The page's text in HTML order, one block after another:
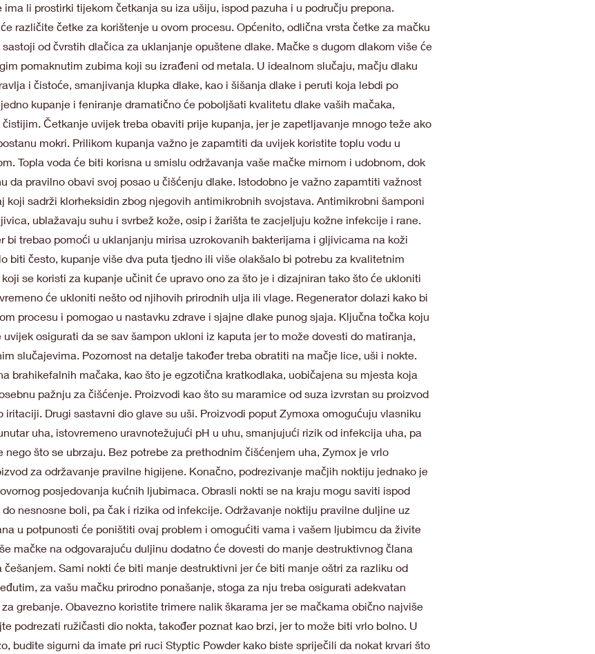
li prostirki tijekom četkanja su iza ušiju, ispod pazuha i u području prepona.
različite četke za korištenje u ovom procesu. Općenito, odlična vrsta četke za mačku
od čvrstih dlačica za uklanjanje opuštene dlake. Mačke s dugom dlakom više će
pomaknutim zubima koji su izrađeni od metala. U idealnom slučaju, mačju dlaku
i čistoće, smanjivanja klupka dlake, kao i šišanja dlake i peruti koja lebdi po
kupanje i feniranje dramatično će poboljšati kvalitetu dlake vaših mačaka,
Četkanje uvijek treba obaviti prije kupanja, jer je zapetljavanje mnogo teže ako
mokri. Prilikom kupanja važno je zapamtiti da uvijek koristite toplu vodu u
Topla voda će biti korisna u smislu održavanja vaše mačke mirnom i udobnom, dok
da pravilno obavi svoj posao u čišćenju dlake. Istodobno je važno zapamtiti važnost
koji sadrži klorheksidin zbog njegovih antimikrobnih svojstava. Antimikrobni šamponi
ublažavaju suhu i svrbež kože, osip i žarišta te zacjeljuju kožne infekcije i rane.
bi trebao pomoći u uklanjanju mirisa uzrokovanih bakterijama i gljivicama na koži
biti često, kupanje više dva puta tjedno ili više olakšalo bi potrebu za kvalitetnim
se koristi za kupanje učinit će upravo ono za što je i dizajniran tako što će ukloniti
će ukloniti nešto od njihovih prirodnih ulja ili vlage. Regenerator dolazi kako bi
procesu i pomogao u nastavku zdrave i sjajne dlake punog sjaja. Ključna točka koju
osigurati da se sav šampon ukloni iz kaputa jer to može dovesti do matiranja,
slučajevima. Pozornost na detalje također treba obratiti na mačje lice, uši i nokte.
brahikefalnih mačaka, kao što je egzotična kratkodlaka, uobičajena su mjesta koja
pažnju za čišćenje. Proizvodi kao što su maramice od suza izvrstan su proizvod
Drugi sastavni dio glave su uši. Proizvodi poput Zymoxa omogućuju vlasniku
uha, istovremeno uravnotežujući pH u uhu, smanjujući rizik od infekcija uha, pa
što se ubrzaju. Bez potrebe za prethodnim čišćenjem uha, Zymox je vrlo
za održavanje pravilne higijene. Konačno, podrezivanje mačjih noktiju jednako je
posjedovanja kućnih ljubimaca. Obrasli nokti se na kraju mogu saviti ispod
nesnosne boli, pa čak i rizika od infekcije. Održavanje noktiju pravilne duljine uz
u potpunosti će poništiti ovaj problem i omogućiti vama i vašem ljubimcu da živite
mačke na odgovarajuću duljinu dodatno će dovesti do manje destruktivnog člana
Sami nokti će biti manje destruktivni jer će biti manje oštri za razliku od
za vašu mačku prirodno ponašanje, stoga za nju treba osigurati adekvatan
grebanje. Obavezno koristite trimere nalik škarama jer se mačkama obično najviše
podrezati ružičasti dio nokta, također poznat kao brzi, jer to može biti vrlo bolno. U
budite sigurni da imate pri ruci Styptic Powder kako biste spriječili da nokat krvari što